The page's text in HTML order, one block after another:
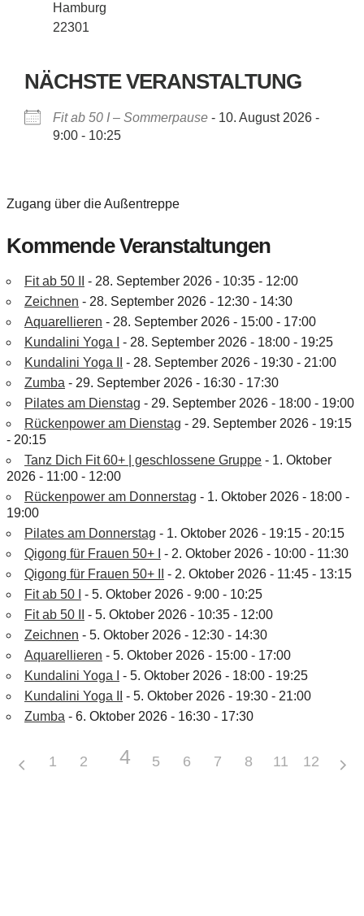
Hamburg
22301
NÄCHSTE VERANSTALTUNG
Fit ab 50 I – Sommerpause - 10. August 2026 -
9:00 - 10:25
Zugang über die Außentreppe
Kommende Veranstaltungen
Fit ab 50 II
- 28. September 2026 - 10:35 - 12:00
Zeichnen - 28. September 2026 - 12:30 - 14:30
Aquarellieren - 28. September 2026 - 15:00 - 17:00
Kundalini Yoga I
- 28. September 2026 - 18:00 - 19:25
Kundalini Yoga II
- 28. September 2026 - 19:30 - 21:00
Zumba - 29. September 2026 - 16:30 - 17:30
Pilates am Dienstag - 29. September 2026 - 18:00 - 19:00
Rückenpower am Dienstag - 29. September 2026 - 19:15
- 20:15
Tanz Dich Fit 60+ | geschlossene Gruppe - 1. Oktober
2026 - 11:00 - 12:00
Rückenpower am Donnerstag - 1. Oktober 2026 - 18:00 -
19:00
Pilates am Donnerstag - 1. Oktober 2026 - 19:15 - 20:15
Qigong für Frauen 50+ I
- 2. Oktober 2026 - 10:00 - 11:30
Qigong für Frauen 50+ II
- 2. Oktober 2026 - 11:45 - 13:15
Fit ab 50 I
- 5. Oktober 2026 - 9:00 - 10:25
Fit ab 50 II
- 5. Oktober 2026 - 10:35 - 12:00
Zeichnen - 5. Oktober 2026 - 12:30 - 14:30
Aquarellieren - 5. Oktober 2026 - 15:00 - 17:00
Kundalini Yoga I
- 5. Oktober 2026 - 18:00 - 19:25
Kundalini Yoga II
- 5. Oktober 2026 - 19:30 - 21:00
Zumba - 6. Oktober 2026 - 16:30 - 17:30
1 2 4 5 6 7 8 9 10
11 12